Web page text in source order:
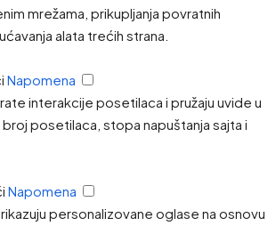
mrežama, prikupljanja povratnih
alata trećih strana.
Napomena
interakcije posetilaca i pružaju uvide u
posetilaca, stopa napuštanja sajta i
Napomena
personalizovane oglase na osnovu